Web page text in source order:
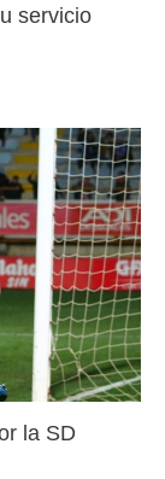
servicio
la SD